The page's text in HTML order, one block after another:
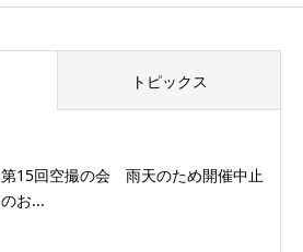
トピックス
第15回空撮の会 雨天のため開催中止
のお...